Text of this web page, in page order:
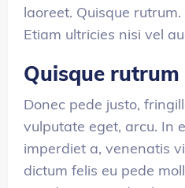
laoreet. Quisque
Etiam ultricies nisi vel
Quisque rutrum
Donec pede justo,
vulputate eget, arcu. In
imperdiet a, venenatis
dictum felis eu pede